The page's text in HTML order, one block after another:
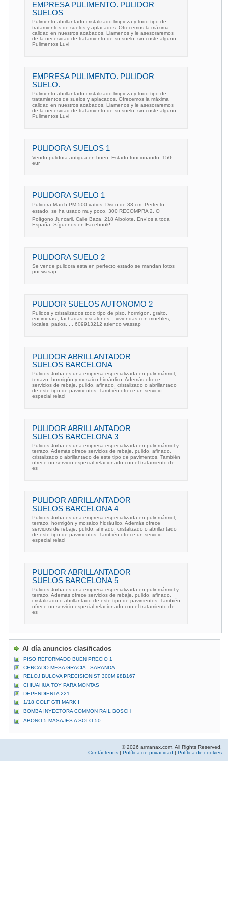
EMPRESA PULIMENTO. PULIDOR
SUELOS
Pulimento abrillantado cristalizado limpieza y todo tipo de
tratamientos de suelos y aplacados. Ofrecemos la máxima
calidad en nuestros acabados. Llamenos y le asesoraremos
de la necesidad de tratamiento de su suelo, sin coste alguno.
Pulimentos Luvi
EMPRESA PULIMENTO. PULIDOR
SUELO.
Pulimento abrillantado cristalizado limpieza y todo tipo de
tratamientos de suelos y aplacados. Ofrecemos la máxima
calidad en nuestros acabados. Llamenos y le asesoraremos
de la necesidad de tratamiento de su suelo, sin coste alguno.
Pulimentos Luvi
PULIDORA SUELOS 1
Vendo pulidora antigua en buen. Estado funcionando. 150
eur
PULIDORA SUELO 1
Pulidora March PM 500 vatios. Disco de 33 cm. Perfecto
estado, se ha usado muy poco. 300 RECOMPRA 2. O
Polígono Juncaril. Calle Baza, 218 Albolote. Envíos a toda
España. Síguenos en Facebook!
PULIDORA SUELO 2
Se vende pulidora esta en perfecto estado se mandan fotos
por wasap
PULIDOR SUELOS AUTONOMO 2
Pulidos y cristalizados todo tipo de piso, hormigon, graito,
encimeras , fachadas, escalones. , viviendas con muebles,
locales, patios. . . 609913212 atiendo wassap
PULIDOR ABRILLANTADOR
SUELOS BARCELONA
Pulidos Jorba es una empresa especializada en pulir mármol,
terrazo, hormigón y mosaico hidráulico. Además ofrece
servicios de rebaje, pulido, afinado, cristalizado o abrillantado
de este tipo de pavimentos. También ofrece un servicio
especial relaci
PULIDOR ABRILLANTADOR
SUELOS BARCELONA 3
Pulidos Jorba es una empresa especializada en pulir mármol y
terrazo. Además ofrece servicios de rebaje, pulido, afinado,
cristalizado o abrillantado de este tipo de pavimentos. También
ofrece un servicio especial relacionado con el tratamiento de
es
PULIDOR ABRILLANTADOR
SUELOS BARCELONA 4
Pulidos Jorba es una empresa especializada en pulir mármol,
terrazo, hormigón y mosaico hidráulico. Además ofrece
servicios de rebaje, pulido, afinado, cristalizado o abrillantado
de este tipo de pavimentos. También ofrece un servicio
especial relaci
PULIDOR ABRILLANTADOR
SUELOS BARCELONA 5
Pulidos Jorba es una empresa especializada en pulir mármol y
terrazo. Además ofrece servicios de rebaje, pulido, afinado,
cristalizado o abrillantado de este tipo de pavimentos. También
ofrece un servicio especial relacionado con el tratamiento de
es
Al día anuncios clasificados
PISO REFORMADO BUEN PRECIO 1
CERCADO MESA GRACIA - SARANDA
RELOJ BULOVA PRECISIONIST 300M 98B167
CHIUAHUA TOY PARA MONTAS
DEPENDIENTA 221
1/18 GOLF GTI MARK I
BOMBA INYECTORA COMMON RAIL BOSCH
ABONO 5 MASAJES A SOLO 50
© 2026 armanax.com. All Rights Reserved.
Contáctenos
Política de privacidad Política de cookies